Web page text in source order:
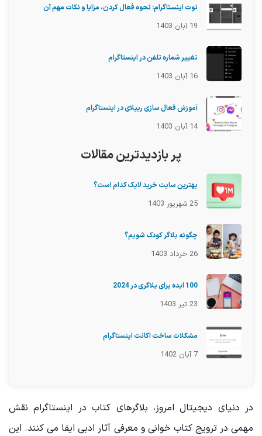
نوت اینستاگرام: نحوه فعال کردن، مزایا و نکات مهم آن
19 آبان 1403
تغییر شماره تلفن در اینستاگرام
16 آبان 1403
آموزش فعال سازی ریپلای در اینستاگرام
14 آبان 1403
پر بازدیدترین مقالات
بهترین سایت خرید لایک کدام است؟
25 شهریور 1403
چگونه بلاگر کودک شویم؟
26 خرداد 1403
100 ایده برای بلاگری در 2024
23 تیر 1403
مشکلات ساخت اکانت اینستاگرام
7 آبان 1402
در دنیای دیجیتال امروز، بلاگرهای کتاب در اینستاگرام نقش
مهمی در ترویج کتاب‌ خوانی و معرفی آثار ادبی ایفا می ‌کنند. این